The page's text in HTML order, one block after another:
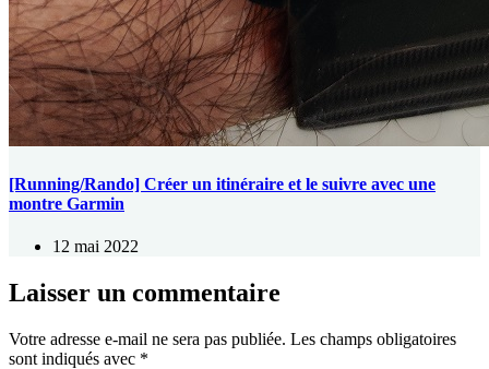
[Running/Rando] Créer un itinéraire et le suivre avec une
montre Garmin
12 mai 2022
Laisser un commentaire
Votre adresse e-mail ne sera pas publiée. Les champs obligatoires
sont indiqués avec *